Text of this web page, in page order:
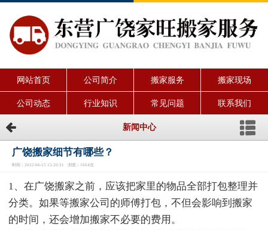
网站首页 公司简介 搬家服务 搬家现场
公司动态 行业知识 常见问题 联系我们
新闻中心
广饶搬家细节有哪些？
时间：2022-06-15 15:20:31 浏览：1664次
1、在广饶搬家之前，应该把家里的物品全部打包整理并
分类。如果等搬家公司的师傅打包，不但会影响到搬家
的时间，还会增加搬家不必要的费用。